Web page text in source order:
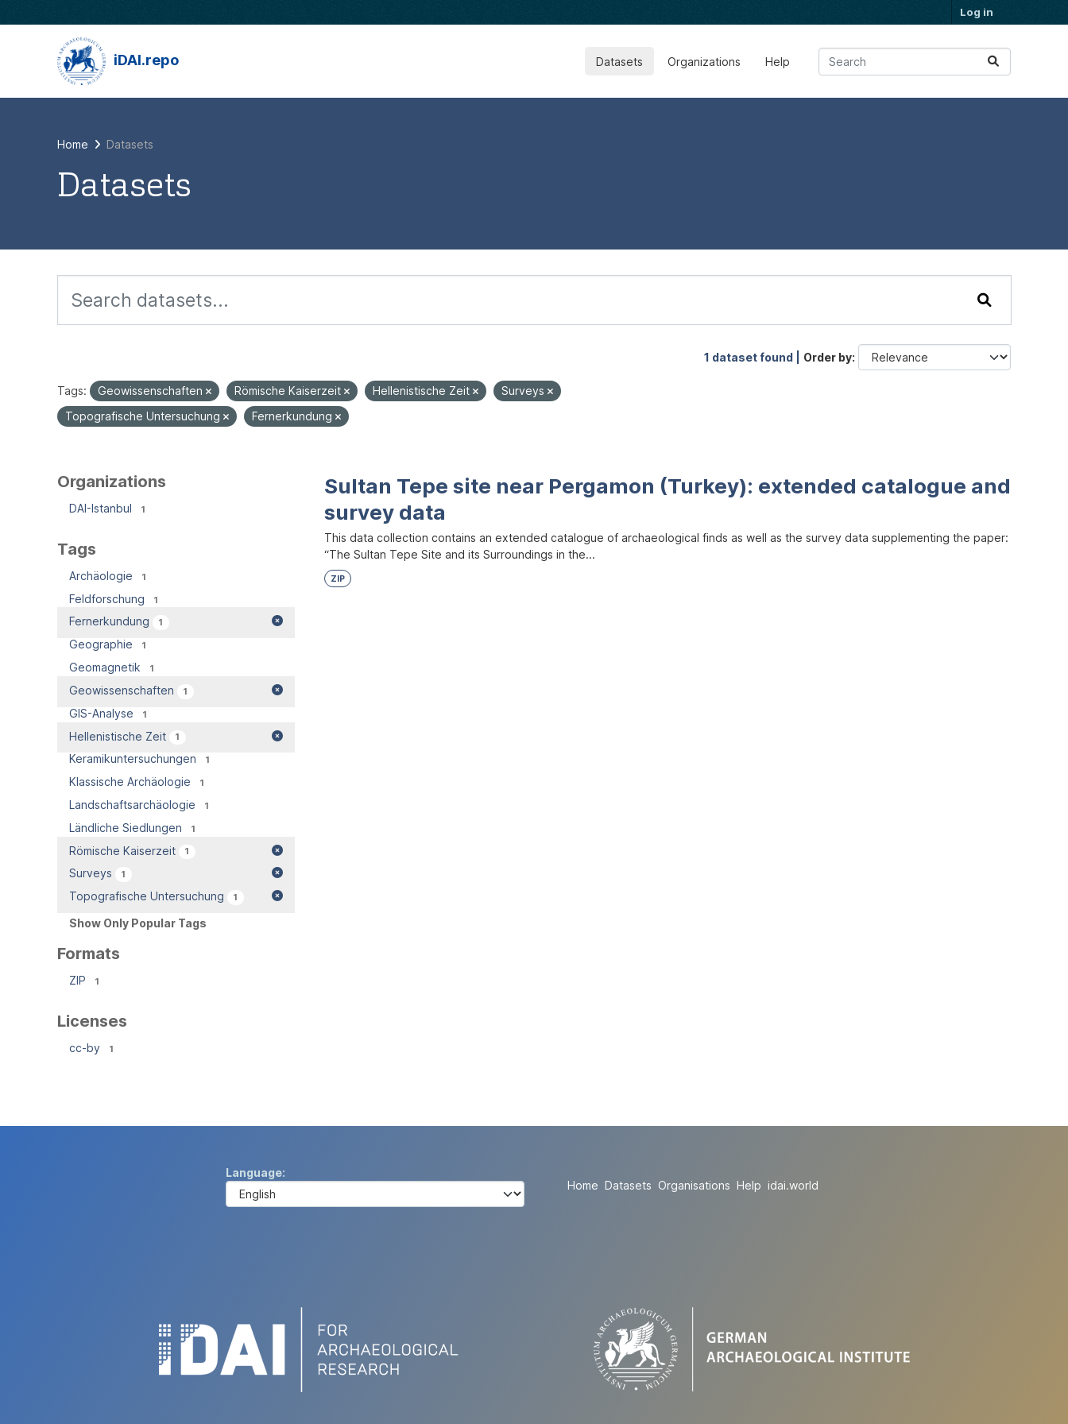
Log in
iDAI.repo Datasets Organizations Help
Home Datasets
Datasets
1 dataset found | Order by
Tags: Geowissenschaften Römische Kaiserzeit Hellenistische Zeit
Surveys
Topografische Untersuchung
Fernerkundung
Organizations
DAI-Istanbul 1
Tags
Archäologie 1
Feldforschung 1
Fernerkundung 1
Geographie 1
Geomagnetik 1
Geowissenschaften 1
GIS-Analyse 1
Hellenistische Zeit 1
Keramikuntersuchungen 1
Klassische Archäologie 1
Landschaftsarchäologie 1
Ländliche Siedlungen 1
Römische Kaiserzeit 1
Surveys 1
Topografische Untersuchung 1
Show Only Popular Tags
Formats
ZIP 1
Licenses
cc-by 1
Sultan Tepe site near Pergamon (Turkey): extended catalogue and
survey data
This data collection contains an extended catalogue of archaeological finds as well as the survey data supplementing the paper:
“The Sultan Tepe Site and its Surroundings in the...
ZIP
Language
Home Datasets Organisations Help idai.world